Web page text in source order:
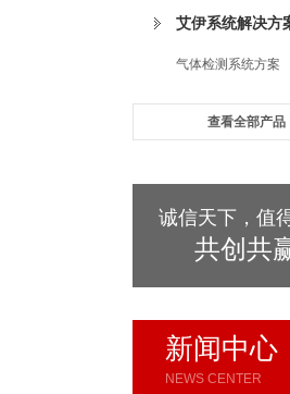
艾伊系统解决方
气体检测系统方案
查看全部产品
诚信天下，值
共创共
新闻中心
NEWS CENTER